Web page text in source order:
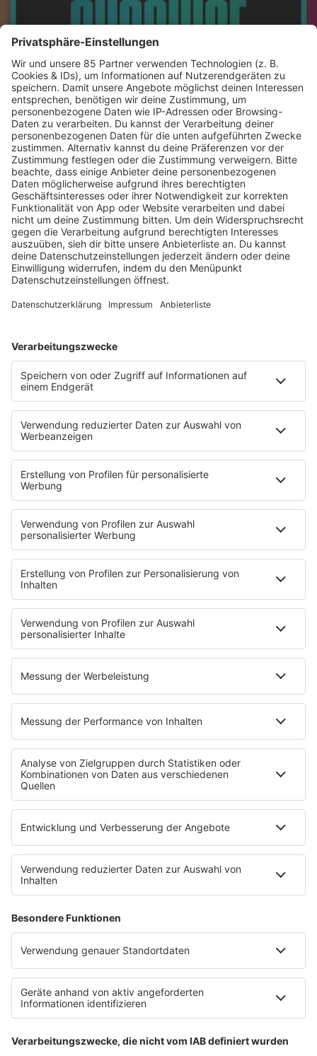
JETZT ABSPIELEN
Es läuft:
HOME
PROGRAMM
Sendeplan
DJs
Playlist
MUSIC
Streams
Album der Woche
News
Highlights
Charts
EVENTS
Kontakt
Newsletter
Empfang
sunshine live App
werben bei SUNSHINE LIVE
SERVICE
Datenschutz
Datenschutzerklärung zur sunshine live App
Impressum
Teilnahmebedingungen
SUNSHINE LIVE 24/7 ELECTRONIC